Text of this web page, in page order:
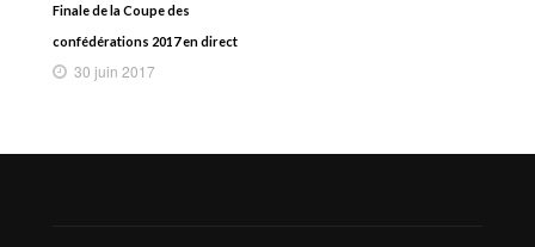
Finale de la Coupe des
confédérations 2017 en direct
30 juin 2017